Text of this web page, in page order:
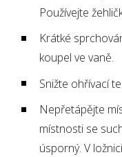
Používejte
Krátké
koupel ve vaně.
Snižte ohřívací
Nepřetápějte
místnosti se
úsporný. V